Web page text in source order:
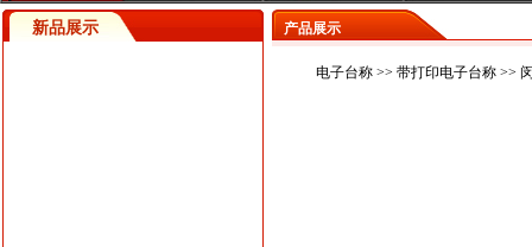
新品展示 产品展示
电子台称>> 带打印电子台称>>